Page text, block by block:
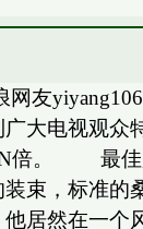
友
广大电视观
N倍。 最
装束，标准
居然在一